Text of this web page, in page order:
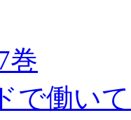
巻
で働い